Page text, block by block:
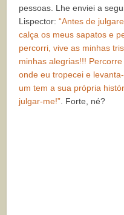
pessoas. Lhe enviei a
Lispector:“Antes de
calça os meus sapatos e
percorri, vive as minhas
minhas alegrias!!!
onde eu tropecei e
um tem a sua própria
julgar-me!” . Forte, né?